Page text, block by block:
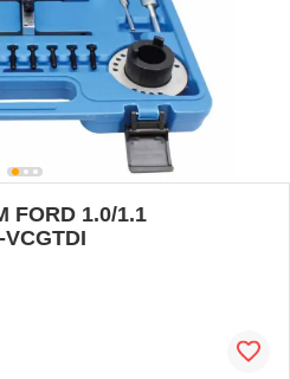
FORD 1.0/1.1